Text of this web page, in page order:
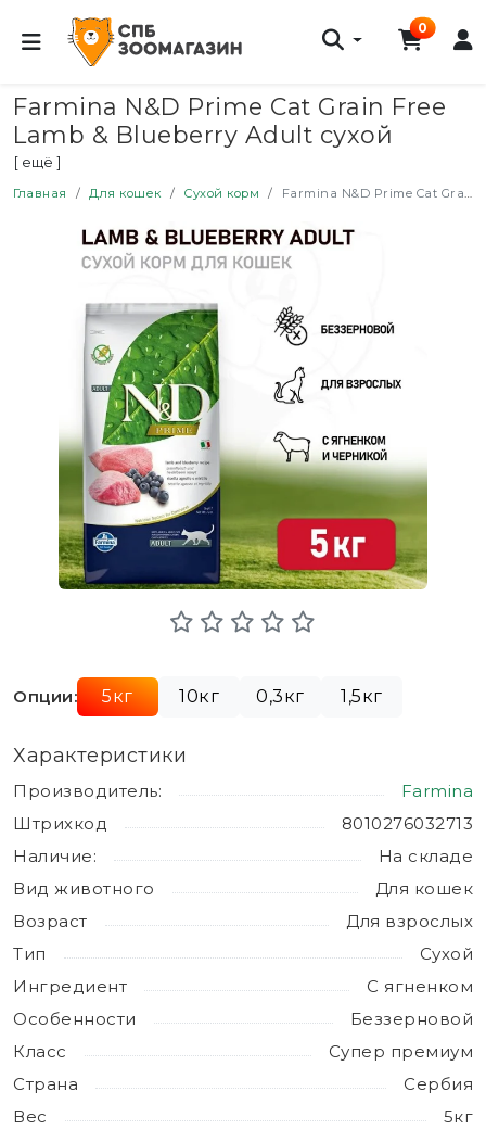
0
Farmina N&D Prime Cat Grain Free
Lamb & Blueberry Adult сухой
беззерновой корм для взрослых
кошек с ягненком и черникой - 5
[ ещё ]
Главная Для кошек Сухой корм Farmina N&D Prime Cat Grain Free Lamb & Blueberry Adult сухой беззерновой корм для взрослых кошек с ягненком и черникой - 5 кг
Опции: 5кг 10кг 0,3кг 1,5кг
Характеристики
Производитель:
Farmina
Штрихкод
8010276032713
Наличие:
На складе
Вид животного
Для кошек
Возраст
Для взрослых
Тип
Сухой
Ингредиент
С ягненком
Особенности
Беззерновой
Класс
Супер премиум
Страна
Сербия
Вес
5кг